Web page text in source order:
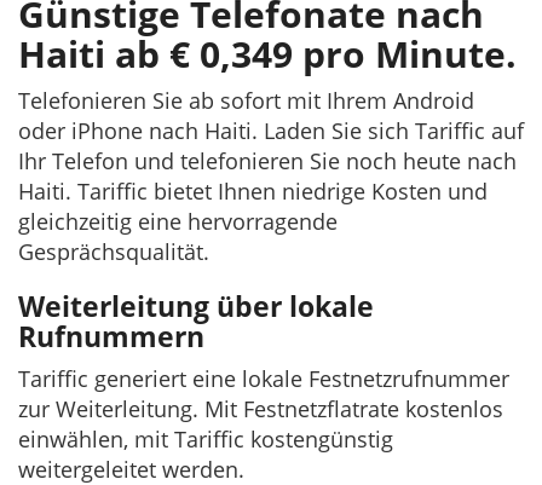
Günstige Telefonate nach
Haiti ab € 0,349 pro Minute.
Telefonieren Sie ab sofort mit Ihrem Android
oder iPhone nach Haiti. Laden Sie sich Tariffic auf
Ihr Telefon und telefonieren Sie noch heute nach
Haiti. Tariffic bietet Ihnen niedrige Kosten und
gleichzeitig eine hervorragende
Gesprächsqualität.
Weiterleitung über lokale
Rufnummern
Tariffic generiert eine lokale Festnetzrufnummer
zur Weiterleitung. Mit Festnetzflatrate kostenlos
einwählen, mit Tariffic kostengünstig
weitergeleitet werden.